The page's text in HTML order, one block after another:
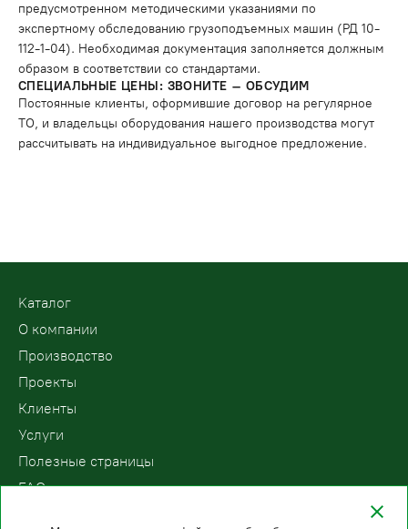
предусмотренном методическими указаниями по
экспертному обследованию грузоподъемных машин (РД 10-
112-1-04). Необходимая документация заполняется должным
образом в соответствии со стандартами.
СПЕЦИАЛЬНЫЕ ЦЕНЫ: ЗВОНИТЕ – ОБСУДИМ
Постоянные клиенты, оформившие договор на регулярное
ТО, и владельцы оборудования нашего производства могут
рассчитывать на индивидуальное выгодное предложение.
Kаталог
О компании
Производство
Проекты
Клиенты
Услуги
Полезные страницы
FAQ